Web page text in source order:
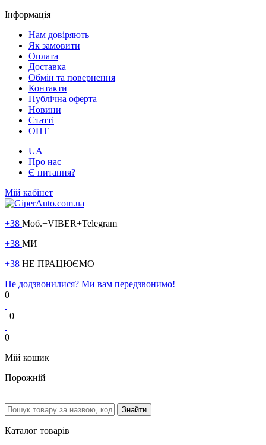
Інформація
Нам довіряють
Як замовити
Оплата
Доставка
Обмін та повернення
Контакти
Публічна оферта
Новини
Статті
ОПТ
UA
Про нас
Є питання?
Мій кабінет
+38 Моб.+VIBER+Telegram
+38 МИ
+38 НЕ ПРАЦЮЄМО
Не додзвонилися? Ми вам передзвонимо!
0
0
0
Мій кошик
Порожній
Каталог товарів